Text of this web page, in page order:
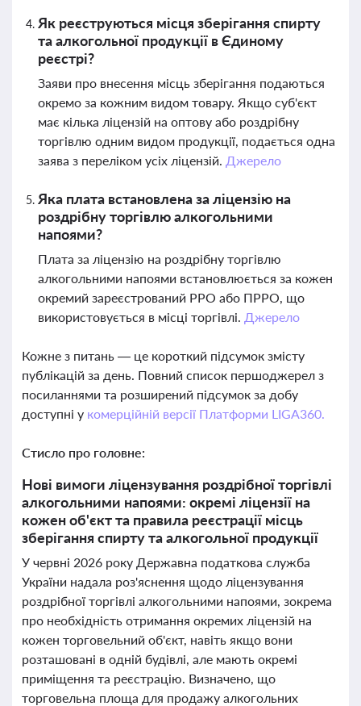
Як реєструються місця зберігання спирту
та алкогольної продукції в Єдиному
реєстрі?
Заяви про внесення місць зберігання подаються
окремо за кожним видом товару. Якщо суб'єкт
має кілька ліцензій на оптову або роздрібну
торгівлю одним видом продукції, подається одна
заява з переліком усіх ліцензій. Джерело
Яка плата встановлена за ліцензію на
роздрібну торгівлю алкогольними
напоями?
Плата за ліцензію на роздрібну торгівлю
алкогольними напоями встановлюється за кожен
окремий зареєстрований РРО або ПРРО, що
використовується в місці торгівлі. Джерело
Кожне з питань — це короткий підсумок змісту
публікацій за день. Повний список першоджерел з
посиланнями та розширений підсумок за добу
доступні у комерційній версії Платформи LIGA360.
Стисло про головне:
Нові вимоги ліцензування роздрібної торгівлі
алкогольними напоями: окремі ліцензії на
кожен об'єкт та правила реєстрації місць
зберігання спирту та алкогольної продукції
У червні 2026 року Державна податкова служба
України надала роз'яснення щодо ліцензування
роздрібної торгівлі алкогольними напоями, зокрема
про необхідність отримання окремих ліцензій на
кожен торговельний об'єкт, навіть якщо вони
розташовані в одній будівлі, але мають окремі
приміщення та реєстрацію. Визначено, що
торговельна площа для продажу алкогольних